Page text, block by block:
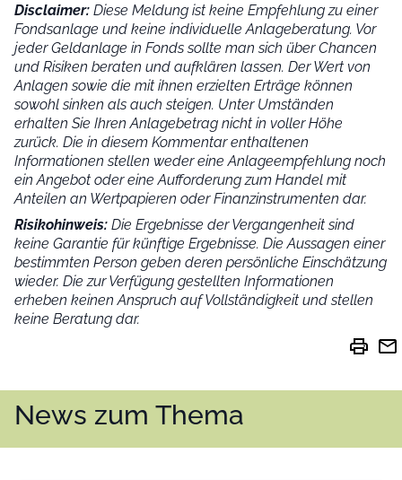
Disclaimer: Diese Meldung ist keine Empfehlung zu einer
Fondsanlage und keine individuelle Anlageberatung. Vor
jeder Geldanlage in Fonds sollte man sich über Chancen
und Risiken beraten und aufklären lassen. Der Wert von
Anlagen sowie die mit ihnen erzielten Erträge können
sowohl sinken als auch steigen. Unter Umständen
erhalten Sie Ihren Anlagebetrag nicht in voller Höhe
zurück. Die in diesem Kommentar enthaltenen
Informationen stellen weder eine Anlageempfehlung noch
ein Angebot oder eine Aufforderung zum Handel mit
Anteilen an Wertpapieren oder Finanzinstrumenten dar.
Risikohinweis: Die Ergebnisse der Vergangenheit sind
keine Garantie für künftige Ergebnisse. Die Aussagen einer
bestimmten Person geben deren persönliche Einschätzung
wieder. Die zur Verfügung gestellten Informationen
erheben keinen Anspruch auf Vollständigkeit und stellen
keine Beratung dar.
print mail
News zum Thema